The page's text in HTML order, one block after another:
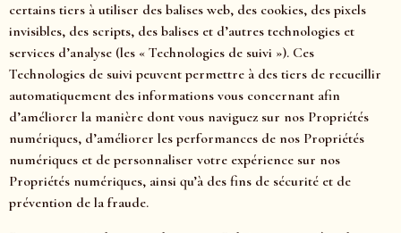
certains tiers à utiliser des balises web, des cookies, des pixels
invisibles, des scripts, des balises et d’autres technologies et
services d’analyse (les « Technologies de suivi »). Ces
Technologies de suivi peuvent permettre à des tiers de recueillir
automatiquement des informations vous concernant afin
d’améliorer la manière dont vous naviguez sur nos Propriétés
numériques, d’améliorer les performances de nos Propriétés
numériques et de personnaliser votre expérience sur nos
Propriétés numériques, ainsi qu’à des fins de sécurité et de
prévention de la fraude.